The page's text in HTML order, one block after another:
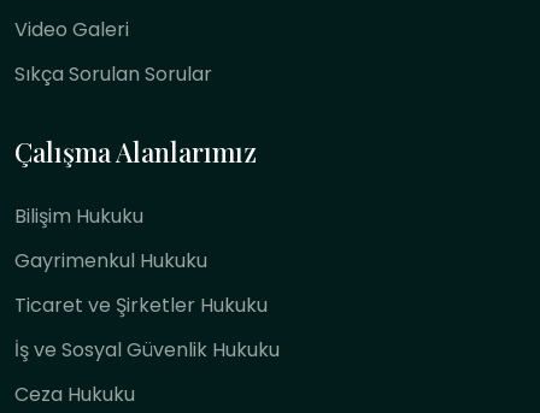
Video Galeri
Sıkça Sorulan Sorular
Çalışma Alanlarımız
Bilişim Hukuku
Gayrimenkul Hukuku
Ticaret ve Şirketler Hukuku
İş ve Sosyal Güvenlik Hukuku
Ceza Hukuku